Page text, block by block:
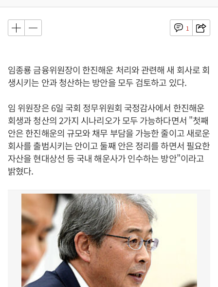
1
임종룡 금융위원장이 한진해운 처리와 관련해 새 회사로 회
생시키는 안과 청산하는 방안을 모두 검토하고 있다.
임 위원장은 6일 국회 정무위원회 국정감사에서 한진해운
회생과 청산의 2가지 시나리오가 모두 가능하다면서 "첫째
안은 한진해운의 규모와 채무 부담을 가능한 줄이고 새로운
회사를 출범시키는 안이고 둘째 안은 정리를 하면서 필요한
자산을 현대상선 등 국내 해운사가 인수하는 방안"이라고
밝혔다.